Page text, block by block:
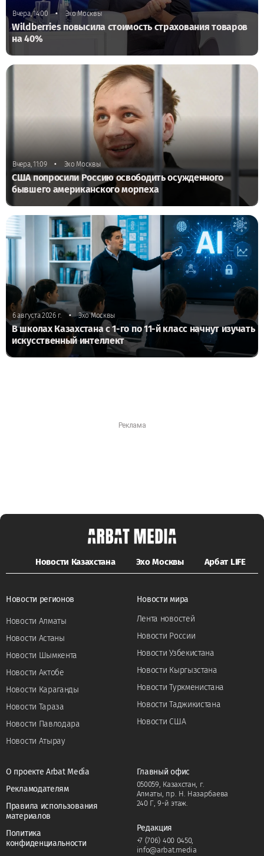
Вчера, 14:00 • Эхо Москвы
Wildberries повысила стоимость страхования товаров
на 40%
Вчера, 11:09 • Эхо Москвы
США попросили Россию освободить осужденного
бывшего американского морпеха
6 августа 2026 г. • Эхо Москвы
В школах Казахстана с 1-го по 11-й класс начнут изучать
искусственный интеллект
Новости Казахстана Эхо Москвы Арбат LIFE
Новости регионов
Новости Алматы
Новости Астаны
Новости Шымкента
Новости Актобе
Новости Караганды
Новости Тараза
Новости Павлодара
Новости Атырау
Новости мира
Лента новостей
Новости России
Новости Узбекистана
Новости Кыргызстана
Новости Туркменистана
Новости Таджикистана
Новости США
О проекте Arbat Media
Рекламодателям
Правила использования
материалов
Политика
конфиденциальности
Главный офис
050059, Казахстан, г.
Алматы, пр. Н. Назарбаева
240 Г, 9-й этаж.
Редакция
+7 (706) 400 0450,
info@arbat.media